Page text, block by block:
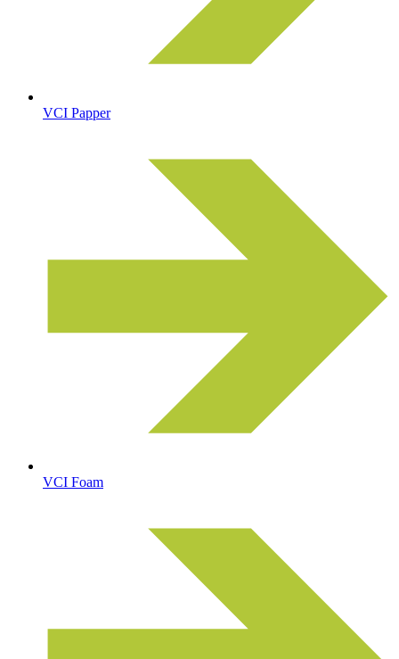
VCI Papper
VCI Foam